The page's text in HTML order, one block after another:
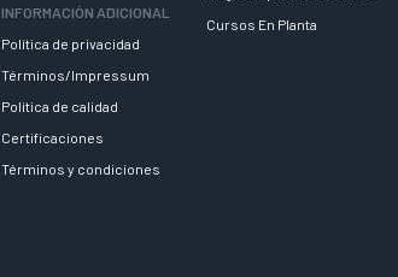
INFORMACIÓN ADICIONAL
Política de privacidad
Términos/Impressum
Política de calidad
Certificaciones
Términos y condiciones
Cursos En Planta